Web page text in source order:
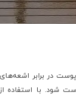
با استفاده